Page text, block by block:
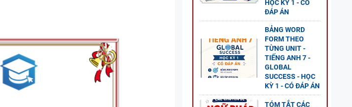
SPEAKING WHEEL - TIẾNG ANH 5 -
GLOBAL SUCCESS
HỌC KỲ 1 - CÓ
ĐÁP ÁN
BẢNG WORD
FORM THEO
TỪNG UNIT -
TIẾNG ANH 7 -
GLOBAL
SUCCESS - HỌC
KỲ 1 - CÓ ĐÁP ÁN
TÓM TẮT CÁC